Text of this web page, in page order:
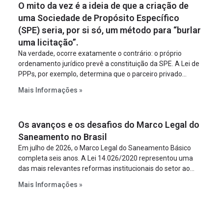
O mito da vez é a ideia de que a criação de
uma Sociedade de Propósito Específico
(SPE) seria, por si só, um método para “burlar
uma licitação”.
Na verdade, ocorre exatamente o contrário: o próprio
ordenamento jurídico prevê a constituição da SPE. A Lei de
PPPs, por exemplo, determina que o parceiro privado
empreendimento. Ou seja, a suposta “fraude à licitação” é
projeto a projeto.
Mais Informações »
Os avanços e os desafios do Marco Legal do
Saneamento no Brasil
Em julho de 2026, o Marco Legal do Saneamento Básico
completa seis anos. A Lei 14.026/2020 representou uma
das mais relevantes reformas institucionais do setor ao
serviços, ampliar a participação da iniciativa privada,
Mais Informações »